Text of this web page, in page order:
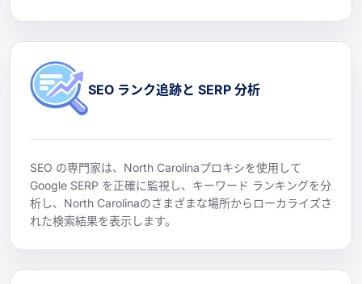
SEO ランク追跡と SERP 分析
SEO の専門家は、North Carolinaプロキシを使用して
Google SERP を正確に監視し、キーワード ランキングを分
析し、North Carolinaのさまざまな場所からローカライズさ
れた検索結果を表示します。